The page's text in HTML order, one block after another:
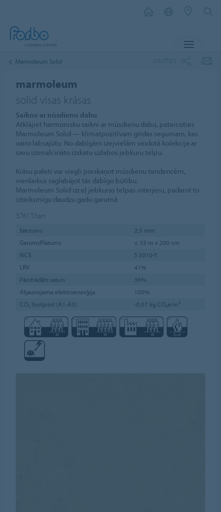
Marmoleum Solid
marmoleum
solid visas krāsas
Saikne ar nūsdienu dabu
Atklājiet harmonisku saikni ar mūsdienu dabu, pateicoties
Marmoleum Solid — klimatpozitīvam grīdas segumam, kas
vairo labsajūtu. No dabīgām izejvielām veidotā kolekcija ar
savu izsmalcināto izskatu uzlabos jebkuru telpu.
Krāsu paleti var viegli pieskaņot mūsdienu tendencēm,
vienlaikus saglabājot tās dabīgo būtību.
Marmoleum Solid izceļ jebkuras telpas interjeru, padarot to
izteiksmīgu daudzu gadu garumā.
3761 Titan
biezums
2,5 mm
GarumsPlatums
≤ 33 m x 200 cm
NCS
S 3010-Y
LRV
41%
Pārstrādāts saturs
36%
Atjaunojama elektroenerģija
100%
CO₂ footprint (A1-A3)
-0,67 kg CO₂e/m²